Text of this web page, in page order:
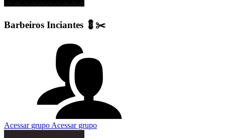
Barbeiros Inciantes 💈✂️
Acessar grupo Acessar grupo